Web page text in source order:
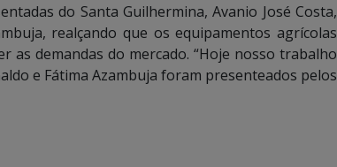
do Santa Guilhermina, Avanio José Costa,
realçando que os equipamentos agrícolas
demandas do mercado. “Hoje nosso trabalho
e Fátima Azambuja foram presenteados pelos